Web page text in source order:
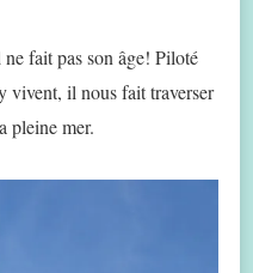
fait pas son âge! Piloté
vivent, il nous fait traverser
pleine mer.